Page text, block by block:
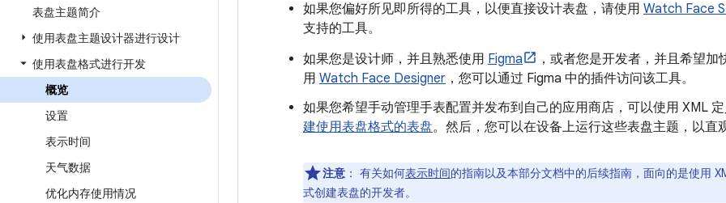
表盘主题简介
使用表盘主题设计器进行设计
使用表盘格式进行开发
概览
设置
表示时间
天气数据
优化内存使用情况
如果您偏好所见即所得的工具，以便直接设计表盘，请使用 Watch Face
支持的工具。
如果您是设计师，并且熟悉使用 Figma
，或者您是开发者，并且希望
用 Watch Face Designer ，您可以通过 Figma 中的插件访问该工具。
如果您希望手动管理手表配置并发布到自己的应用商店，可以使用 XML
建使用表盘格式的表盘。然后，您可以在设备上运行这些表盘主题，以直
注意 ： 有关如何表示时间的指南以及本部分文档中的后续指南，面向的是使用
式创建表盘的开发者。